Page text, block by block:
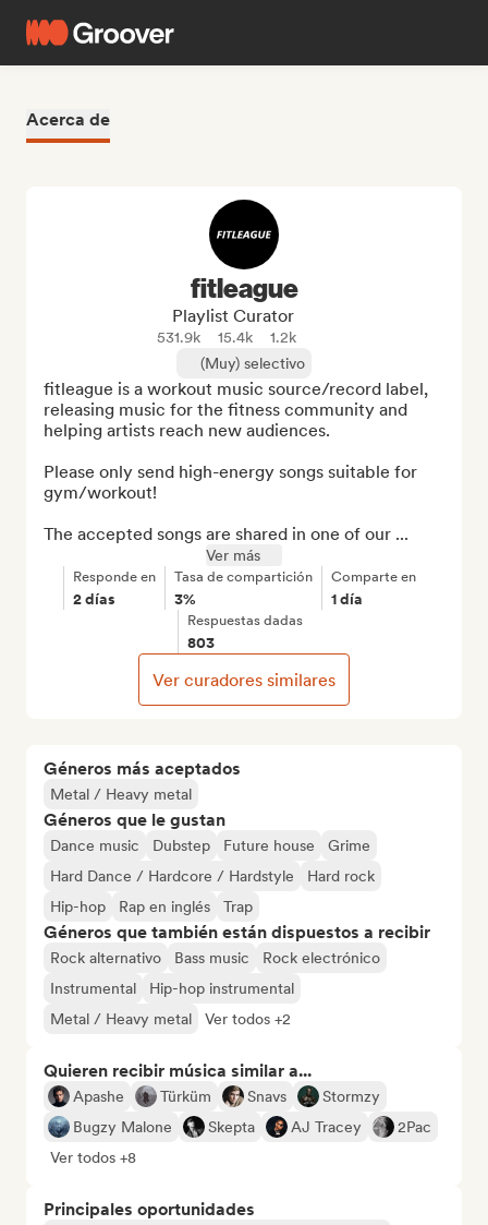
Acerca de
Géneros más aceptados
Metal / Heavy metal
Géneros que le gustan
Dance music Dubstep Future house
Grime
Hard Dance / Hardcore / Hardstyle
Hard rock
Hip-hop
Rap en inglés Trap
Géneros que también están dispuestos a recibir
Rock alternativo Bass music
Rock electrónico
Instrumental
Hip-hop instrumental
Metal / Heavy metal
Ver todos +2
Quieren recibir música similar a...
Apashe Türküm Snavs
Stormzy
Bugzy Malone
Skepta AJ Tracey
2Pac
Ver todos +8
Principales oportunidades
fitleague
Playlist Curator
531.9k 15.4k
1.2k
(Muy) selectivo
fitleague is a workout music source/record label,
releasing music for the fitness community and
helping artists reach new audiences.
Please only send high-energy songs suitable for
gym/workout!
The accepted songs are shared in one of our ...
Ver más
Responde en
2 días
Tasa de compartición
3%
Comparte en
1 día
Respuestas dadas
803
Ver curadores similares